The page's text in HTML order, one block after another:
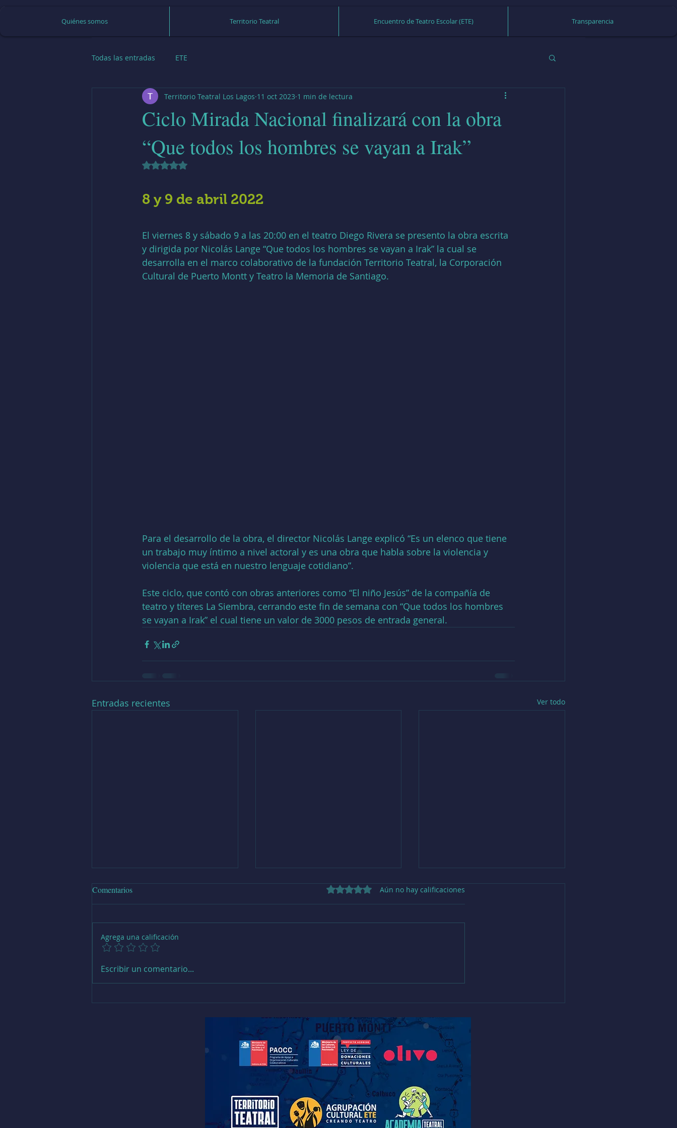
Quiénes somos Territorio Teatral Encuentro de Teatro Escolar (ETE) Transparencia
Todas las entradas ETE
Ciclo Mirada Nacional finalizará con la obra
“Que todos los hombres se vayan a Irak”
Territorio Teatral Los Lagos 11 oct 2023 1 min de lectura
Obtuvo NaN de 5 estrellas.
8 y 9 de abril 2022
El viernes 8 y sábado 9 a las 20:00 en el teatro Diego Rivera se presento la obra escrita
y dirigida por Nicolás Lange “Que todos los hombres se vayan a Irak” la cual se
desarrolla en el marco colaborativo de la fundación Territorio Teatral, la Corporación
Cultural de Puerto Montt y Teatro la Memoria de Santiago.
Para el desarrollo de la obra, el director Nicolás Lange explicó “Es un elenco que tiene
un trabajo muy íntimo a nivel actoral y es una obra que habla sobre la violencia y
violencia que está en nuestro lenguaje cotidiano”.
Este ciclo, que contó con obras anteriores como “El niño Jesús” de la compañía de
teatro y títeres La Siembra, cerrando este fin de semana con “Que todos los hombres
se vayan a Irak” el cual tiene un valor de 3000 pesos de entrada general.
Entradas recientes Ver todo
Abren inscripciones para
formativas
arte en la educación
Educación Artística SEA 2026
Comentarios Obtuvo 0 de 5 estrellas.
Aún no hay calificaciones
Agrega una calificación
Escribir un comentario...